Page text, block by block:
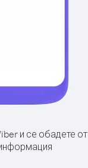
и се обадете от